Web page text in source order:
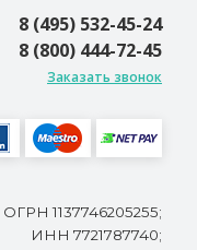
8 (495) 532-45-24
8 (800) 444-72-45
Заказать звонок
1137746205255;
ИНН 7721787740;